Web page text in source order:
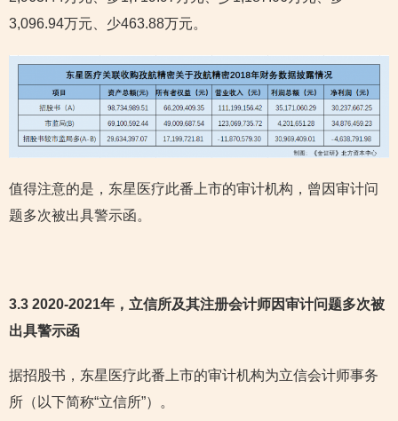
3,096.94万元、少463.88万元。
值得注意的是，东星医疗此番上市的审计机构，曾因审计问
题多次被出具警示函。
3.3 2020-2021年，立信所及其注册会计师因审计问题多次被
出具警示函
据招股书，东星医疗此番上市的审计机构为立信会计师事务
所（以下简称“立信所”）。